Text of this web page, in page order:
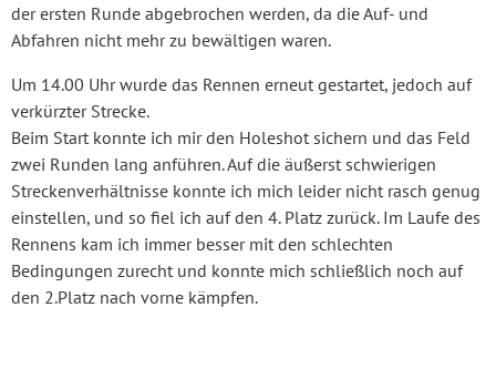
der ersten Runde abgebrochen werden, da die Auf- und
Abfahren nicht mehr zu bewältigen waren.
Um 14.00 Uhr wurde das Rennen erneut gestartet, jedoch auf
verkürzter Strecke.
Beim Start konnte ich mir den Holeshot sichern und das Feld
zwei Runden lang anführen. Auf die äußerst schwierigen
Streckenverhältnisse konnte ich mich leider nicht rasch genug
einstellen, und so fiel ich auf den 4. Platz zurück. Im Laufe des
Rennens kam ich immer besser mit den schlechten
Bedingungen zurecht und konnte mich schließlich noch auf
den 2.Platz nach vorne kämpfen.